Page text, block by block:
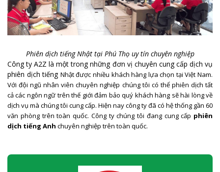
Phiên dịch tiếng Nhật tại Phú Thọ uy tín chuyên nghiệp
Công ty A2Z là một trong những đơn vị chuyên cung cấp dịch vụ
phiên dịch tiếng Nhậtđược nhiều khách hàng lựa chọn tại Việt Nam.
Với đội ngũ nhân viên chuyên nghiệp chúng tôi có thể phiên dịch tất
cả các ngôn ngữ trên thế giới đảm bảo quý khách hàng sẽ hài lòng về
dịch vụ mà chúng tôi cung cấp. Hiện nay công ty đã có hệ thống gần 60
văn phòng trên toàn quốc. Công ty chúng tôi đang cung cấp phiên
dịch tiếng Anh chuyên nghiệp trên toàn quốc.